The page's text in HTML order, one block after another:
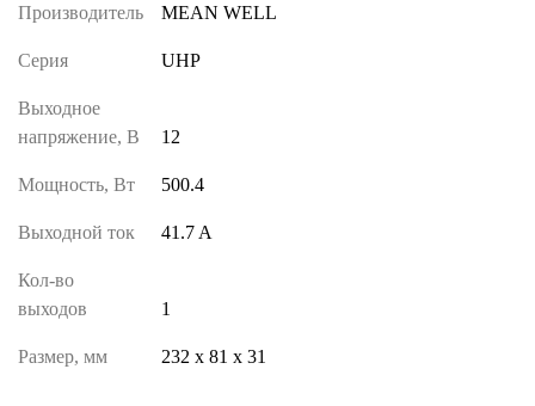
Производитель MEAN WELL
Серия UHP
Выходное
напряжение, В
12
Мощность, Вт 500.4
Выходной ток 41.7 A
Кол-во
выходов
1
Размер, мм 232 х 81 х 31